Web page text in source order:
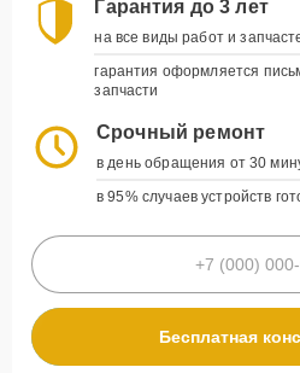
Гарантия до 3 лет
на все виды работ и
гарантия оформляется
запчасти
Срочный ремонт
в день обращения от 30
в 95% случаев устройств
Бесплатная